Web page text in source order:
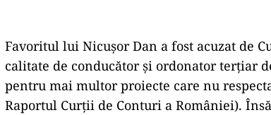
Favoritul lui Nicușor Dan a fost acuzat de
calitate de conducător şi ordonator terţiar
pentru mai multor proiecte care nu
Raportul Curții de Conturi a României).